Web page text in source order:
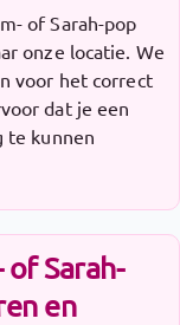
of Sarah-pop
onze locatie. We
voor het correct
dat je een
te kunnen
Sarah-
en